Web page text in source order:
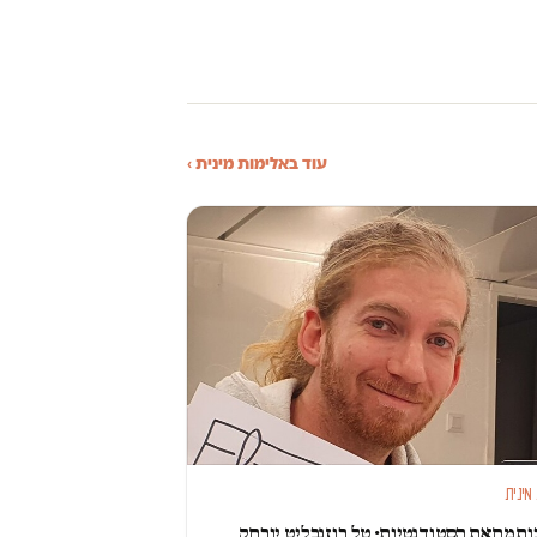
עוד באלימות מינית ›
מינית